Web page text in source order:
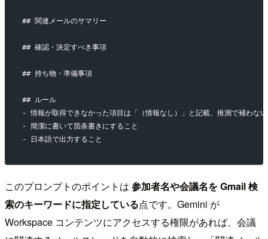
## 関連メールのサマリー
## 確認・決定すべき事項
## 持ち物・準備事項
## ルール
- 情報が取得できなかった項目は「（情報なし）」と記載、推測で補わな
- 簡潔に書いて箇条書きにすること
- 日本語で出力すること
このプロンプトのポイントは 参加者名や会議名を Gmail 検
索のキーワードに指定している点です。Gemini が
Workspace コンテンツにアクセスする権限があれば、会議